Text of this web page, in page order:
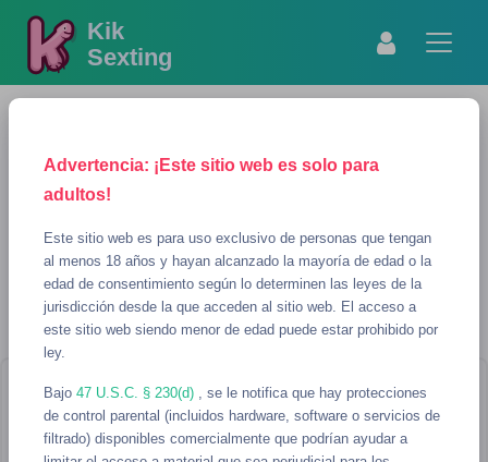
Kik
Sexting
Advertencia: ¡Este sitio web es solo para
adultos!
Este sitio web es para uso exclusivo de personas que tengan
al menos 18 años y hayan alcanzado la mayoría de edad o la
edad de consentimiento según lo determinen las leyes de la
jurisdicción desde la que acceden al sitio web. El acceso a
este sitio web siendo menor de edad puede estar prohibido por
ley.
Bajo 47 U.S.C. § 230(d)
, se le notifica que hay protecciones
de control parental (incluidos hardware, software o servicios de
filtrado) disponibles comercialmente que podrían ayudar a
GI Usernames para sexting
¡Parece que no hay usernames que
coincidan con tu búsqueda!